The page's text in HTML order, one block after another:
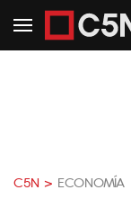
C5N > ECONOMÍA